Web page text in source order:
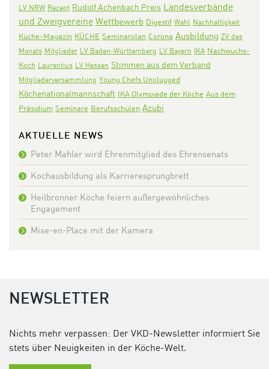
LV NRW Rezept Rudolf Achenbach Preis Landesverbände
und Zweigvereine Wettbewerb Digestif Wahl Nachhaltigkeit
Küche-Magazin KÜCHE Seminarplan Corona Ausbildung ZV des
Monats Mitglieder LV Baden-Württemberg LV Bayern IKA Nachwuchs-
Koch Laurentius LV Hessen Stimmen aus dem Verband
Mitgliederversammlung Young Chefs Unplugged
Köchenationalmannschaft IKA Olympiade der Köche Aus dem
Präsidium Seminare Berufsschulen Azubi
AKTUELLE NEWS
Peter Mahler wird Ehrenmitglied des Ehrensenats
Kochausbildung als Karrieresprungbrett
Heilbronner Köche feiern außergewöhnliches
Engagement
Mise-en-Place mit der Kamera
NEWSLETTER
Nichts mehr verpassen: Der VKD-Newsletter informiert Sie
stets über Neuigkeiten in der Köche-Welt.